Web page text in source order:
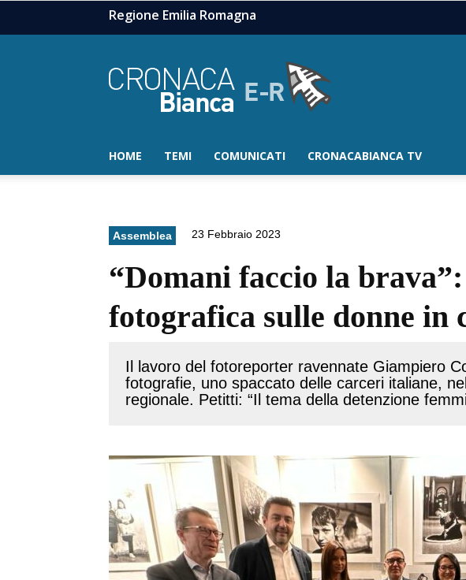
Regione Emilia Romagna
HOME TEMI COMUNICATI CRONACABIANCA TV
Assemblea 23 Febbraio 2023
“Domani faccio la
fotografica sulle donne in
Il lavoro del fotoreporter ravennate Giampiero
fotografie, uno spaccato delle carceri italiane,
regionale. Petitti: “Il tema della detenzione